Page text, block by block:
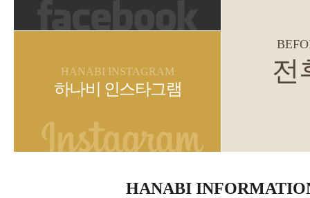
HANABI INSTAGRAM
하나비 인스타그램
전
HANABI